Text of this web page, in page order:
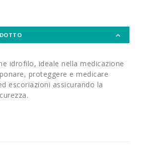
idrofilo, ideale nella medicazione
proteggere e medicare
escoriazioni assicurando la